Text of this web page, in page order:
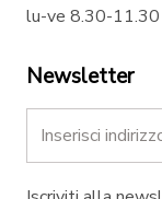
lu-ve 8.30-
Newsletter